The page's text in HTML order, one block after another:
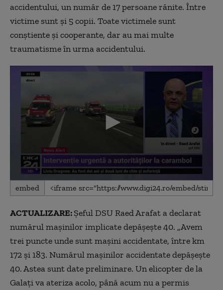
accidentului, un număr de 17 persoane rănite. Între
victime sunt și 5 copii. Toate victimele sunt
conștiente și cooperante, dar au mai multe
traumatisme în urma accidentului.
0
seconds
minutes,
seconds
embed
ACTUALIZARE:Șeful DSU Raed Arafat a declarat
numărul mașinilor implicate depășește 40. „Avem
trei puncte unde sunt mașini accidentate, între km
172 și 183. Numărul mașinilor accidentate depășește
40. Astea sunt date preliminare. Un elicopter de la
Galați va ateriza acolo, până acum nu a permis